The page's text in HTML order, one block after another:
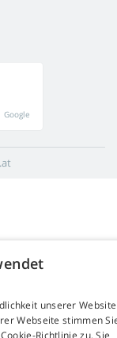
Google
unserer Website
Webseite stimmen
Richtlinie zu. Sie